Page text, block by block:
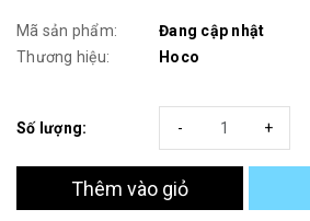
Mã sản phẩm:
Đang cập nhật
Thương hiệu:
Hoco
Số lượng: +
-
Thêm vào giỏ